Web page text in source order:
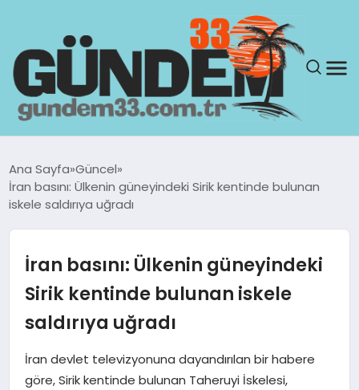
GÜNDEM
TEKNOLOJI
EKONOMI
Ana Sayfa Güncel
İran basını: Ülkenin güneyindeki Sirik kentinde bulunan
iskele saldırıya uğradı
İran basını: Ülkenin güneyindeki
Sirik kentinde bulunan iskele
saldırıya uğradı
İran devlet televizyonuna dayandırılan bir habere
göre, Sirik kentinde bulunan Taheruyi İskelesi,